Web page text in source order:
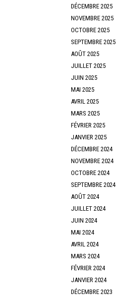
DÉCEMBRE 2025
NOVEMBRE 2025
OCTOBRE 2025
SEPTEMBRE 2025
AOÛT 2025
JUILLET 2025
JUIN 2025
MAI 2025
AVRIL 2025
MARS 2025
FÉVRIER 2025
JANVIER 2025
DÉCEMBRE 2024
NOVEMBRE 2024
OCTOBRE 2024
SEPTEMBRE 2024
AOÛT 2024
JUILLET 2024
JUIN 2024
MAI 2024
AVRIL 2024
MARS 2024
FÉVRIER 2024
JANVIER 2024
DÉCEMBRE 2023